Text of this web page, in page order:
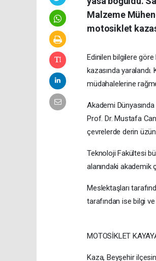
Malzeme
motosiklet
Edinilen bilgilere
kazasında yaralandı.
müdahalelerine
Akademi
Prof. Dr. Mustafa
çevrelerde derin
Teknoloji Fakültesi
alanındaki akademik
Meslektaşları
tarafından ise bilgi
MOTOSİKLET
Kaza, Beyşehir